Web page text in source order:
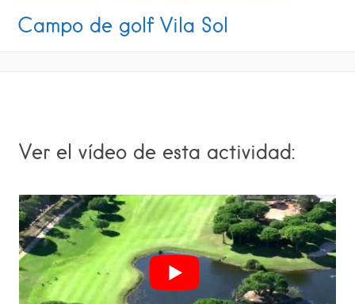
Campo de golf Vila Sol
Ver el vídeo de esta actividad: